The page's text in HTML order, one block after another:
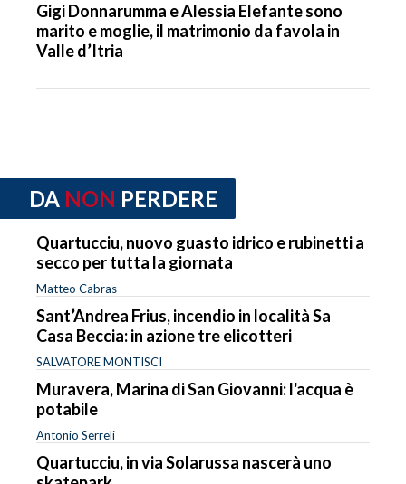
Gigi Donnarumma e Alessia Elefante sono
marito e moglie, il matrimonio da favola in
Valle d’Itria
DA NON PERDERE
Quartucciu, nuovo guasto idrico e rubinetti a
secco per tutta la giornata
Matteo Cabras
Sant’Andrea Frius, incendio in località Sa
Casa Beccia: in azione tre elicotteri
SALVATORE MONTISCI
Muravera, Marina di San Giovanni: l'acqua è
potabile
Antonio Serreli
Quartucciu, in via Solarussa nascerà uno